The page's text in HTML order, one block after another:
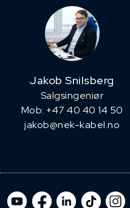
Jakob Snilsberg
​Salgsingeniør
Mob: +47 40 40 14 50
jakob@nek-kabel.no